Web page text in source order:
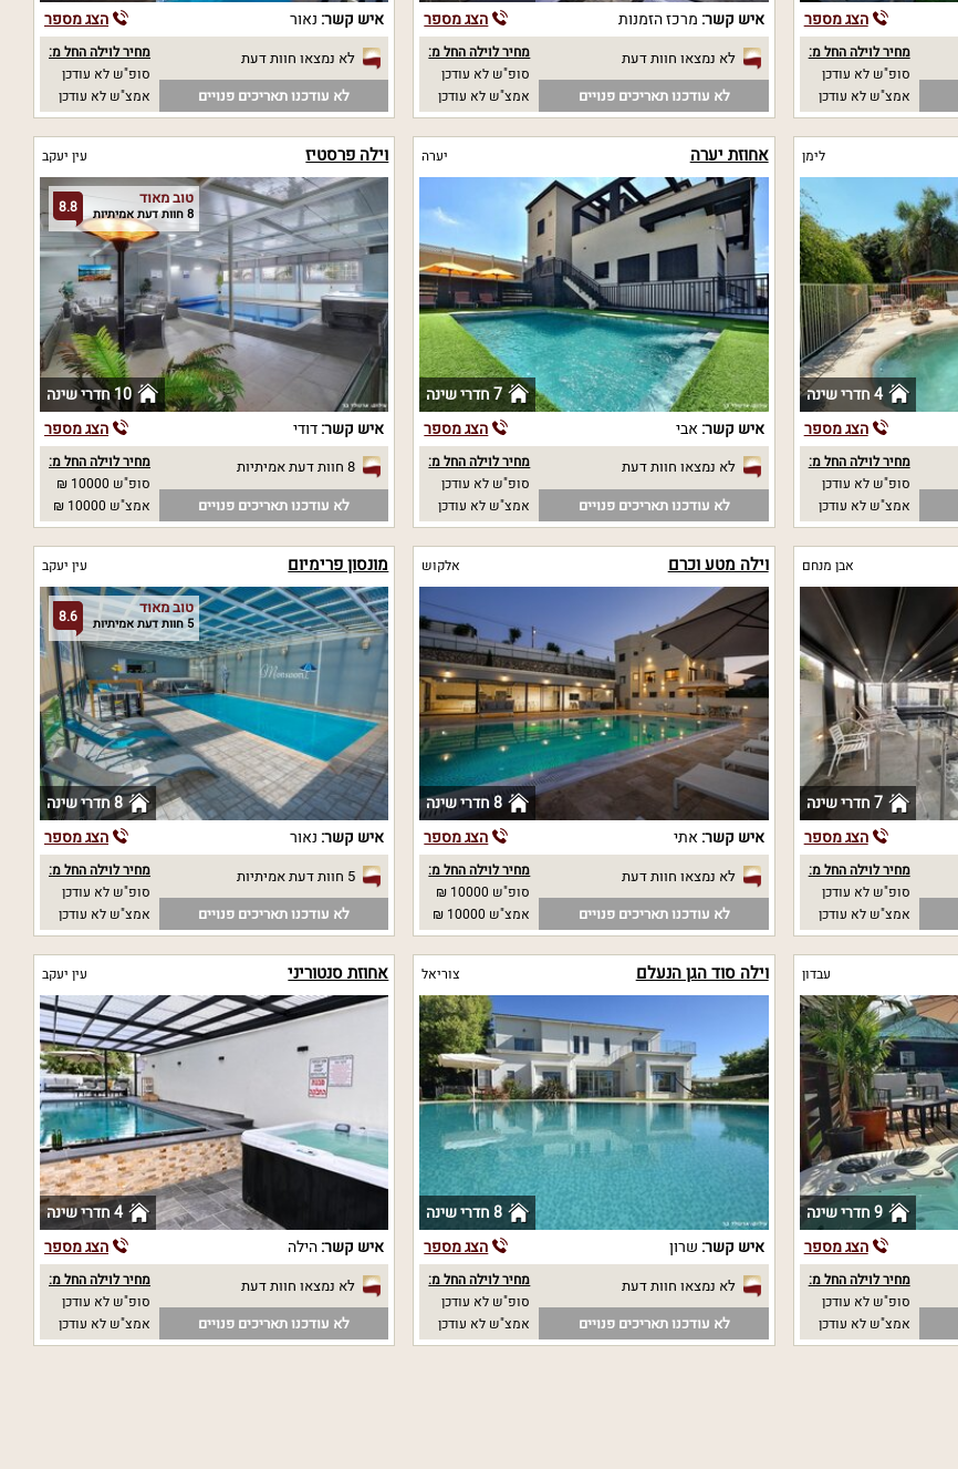
הצג מספר
מחיר לוילה החל מ:
סופ"ש לא עודכן
אמצ"ש לא עודכן
איש קשר: מרכז הזמנות הצג מספר
לא נמצאו חוות דעת
לא עודכנו תאריכים פנויים
מחיר לוילה החל מ:
סופ"ש לא עודכן
אמצ"ש לא עודכן
איש קשר: נאור הצג מספר
לא נמצאו חוות דעת
לא עודכנו תאריכים פנויים
מחיר לוילה החל מ:
סופ"ש לא עודכן
אמצ"ש לא עודכן
לימן
4 חדרי שינה
הצג מספר
מחיר לוילה החל מ:
סופ"ש לא עודכן
אמצ"ש לא עודכן
אחוזת יערה יערה
7 חדרי שינה
איש קשר: אבי הצג מספר
לא נמצאו חוות דעת
לא עודכנו תאריכים פנויים
מחיר לוילה החל מ:
סופ"ש לא עודכן
אמצ"ש לא עודכן
וילה פרסטיז עין יעקב
8.8 טוב מאוד
8 חוות דעת אמיתיות
10 חדרי שינה
איש קשר:דודי הצג מספר
8 חוות דעת אמיתיות
לא עודכנו תאריכים פנויים
מחיר לוילה החל מ:
סופ"ש 10000 ₪
אמצ"ש 10000 ₪
אבן מנחם
7 חדרי שינה
הצג מספר
מחיר לוילה החל מ:
סופ"ש לא עודכן
אמצ"ש לא עודכן
וילה מטע וכרם אלקוש
8 חדרי שינה
איש קשר: אתי הצג מספר
לא נמצאו חוות דעת
לא עודכנו תאריכים פנויים
מחיר לוילה החל מ:
סופ"ש 10000 ₪
אמצ"ש 10000 ₪
מונסון פרימיום עין יעקב
8.6 טוב מאוד
5 חוות דעת אמיתיות
8 חדרי שינה
איש קשר: נאור הצג מספר
5 חוות דעת אמיתיות
לא עודכנו תאריכים פנויים
מחיר לוילה החל מ:
סופ"ש לא עודכן
אמצ"ש לא עודכן
עבדון
9 חדרי שינה
הצג מספר
מחיר לוילה החל מ:
סופ"ש לא עודכן
אמצ"ש לא עודכן
וילה סוד הגן הנעלם צוריאל
8 חדרי שינה
איש קשר: שרון הצג מספר
לא נמצאו חוות דעת
לא עודכנו תאריכים פנויים
מחיר לוילה החל מ:
סופ"ש לא עודכן
אמצ"ש לא עודכן
אחוזת סנטוריני עין יעקב
4 חדרי שינה
איש קשר:הילה הצג מספר
לא נמצאו חוות דעת
לא עודכנו תאריכים פנויים
מחיר לוילה החל מ:
סופ"ש לא עודכן
אמצ"ש לא עודכן